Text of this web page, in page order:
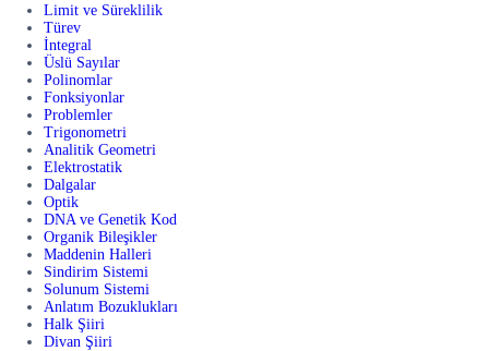
Limit ve Süreklilik
Türev
İntegral
Üslü Sayılar
Polinomlar
Fonksiyonlar
Problemler
Trigonometri
Analitik Geometri
Elektrostatik
Dalgalar
Optik
DNA ve Genetik Kod
Organik Bileşikler
Maddenin Halleri
Sindirim Sistemi
Solunum Sistemi
Anlatım Bozuklukları
Halk Şiiri
Divan Şiiri